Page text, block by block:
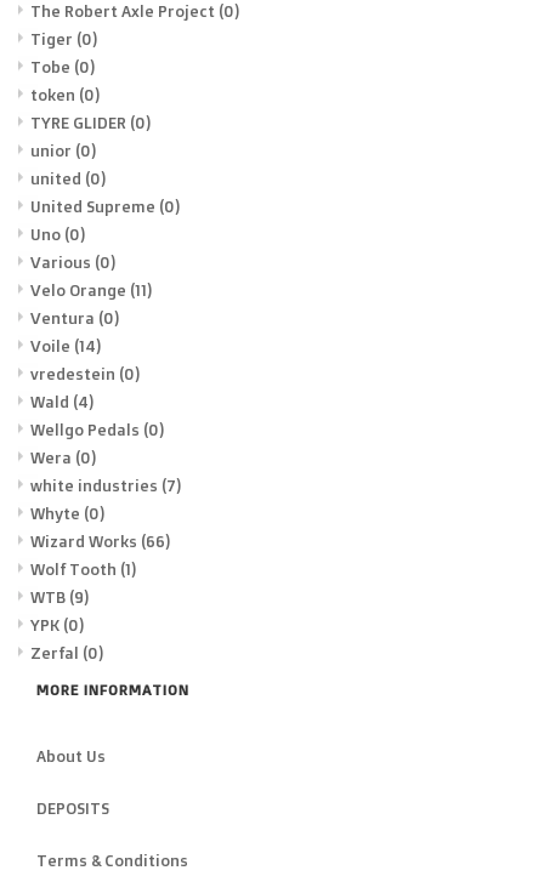
The Robert Axle Project (0)
Tiger (0)
Tobe (0)
token (0)
TYRE GLIDER (0)
unior (0)
united (0)
United Supreme (0)
Uno (0)
Various (0)
Velo Orange (11)
Ventura (0)
Voile (14)
vredestein (0)
Wald (4)
Wellgo Pedals (0)
Wera (0)
white industries (7)
Whyte (0)
Wizard Works (66)
Wolf Tooth (1)
WTB (9)
YPK (0)
Zerfal (0)
MORE INFORMATION
About Us
DEPOSITS
Terms & Conditions